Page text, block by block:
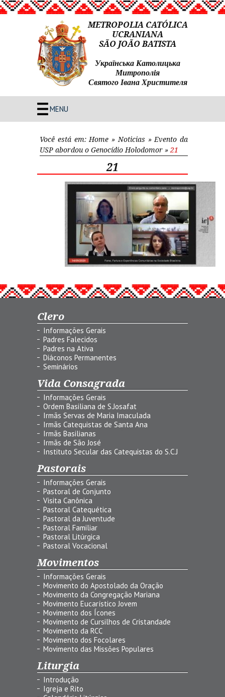
METROPOLIA CATÓLICA
UCRANIANA
SÃO JOÃO BATISTA
Українська Католицька
Митрополія
Святого Івана Христителя
MENU
Você está em: Home » Noticias » Evento da
USP abordou o Genocídio Holodomor » 21
21
Clero
Informações Gerais
Padres Falecidos
Padres na Ativa
Diáconos Permanentes
Seminários
Vida Consagrada
Informações Gerais
Ordem Basiliana de S.Josafat
Irmãs Servas de Maria Imaculada
Irmãs Catequistas de Santa Ana
Irmãs Basilianas
Irmãs de São José
Instituto Secular das Catequistas do S.C.J
Pastorais
Informações Gerais
Pastoral de Conjunto
Visita Canônica
Pastoral Catequética
Pastoral da Juventude
Pastoral Familiar
Pastoral Litúrgica
Pastoral Vocacional
Movimentos
Informações Gerais
Movimento do Apostolado da Oração
Movimento da Congregação Mariana
Movimento Eucarístico Jovem
Movimento dos Ícones
Movimento de Cursilhos de Cristandade
Movimento da RCC
Movimento dos Focolares
Movimento das Missões Populares
Liturgia
Introdução
Igreja e Rito